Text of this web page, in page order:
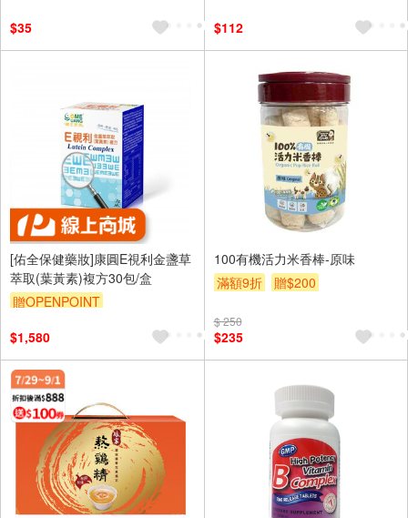
$35 $112
[佑全保健藥妝]康圓E視利金盞草
萃取(葉黃素)複方30包/盒
贈OPENPOINT
$1,580
100有機活力米香棒-原味
滿額9折
贈$200
$ 250
$235